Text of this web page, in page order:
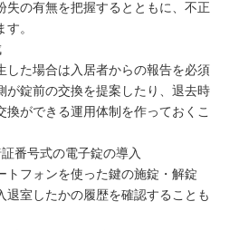
失の有無を把握するとともに、不正
。
した場合は入居者からの報告を必須
が錠前の交換を提案したり、退去時
換ができる運用体制を作っておくこ
番号式の電子錠の導入
トフォンを使った鍵の施錠・解錠
退室したかの履歴を確認することも